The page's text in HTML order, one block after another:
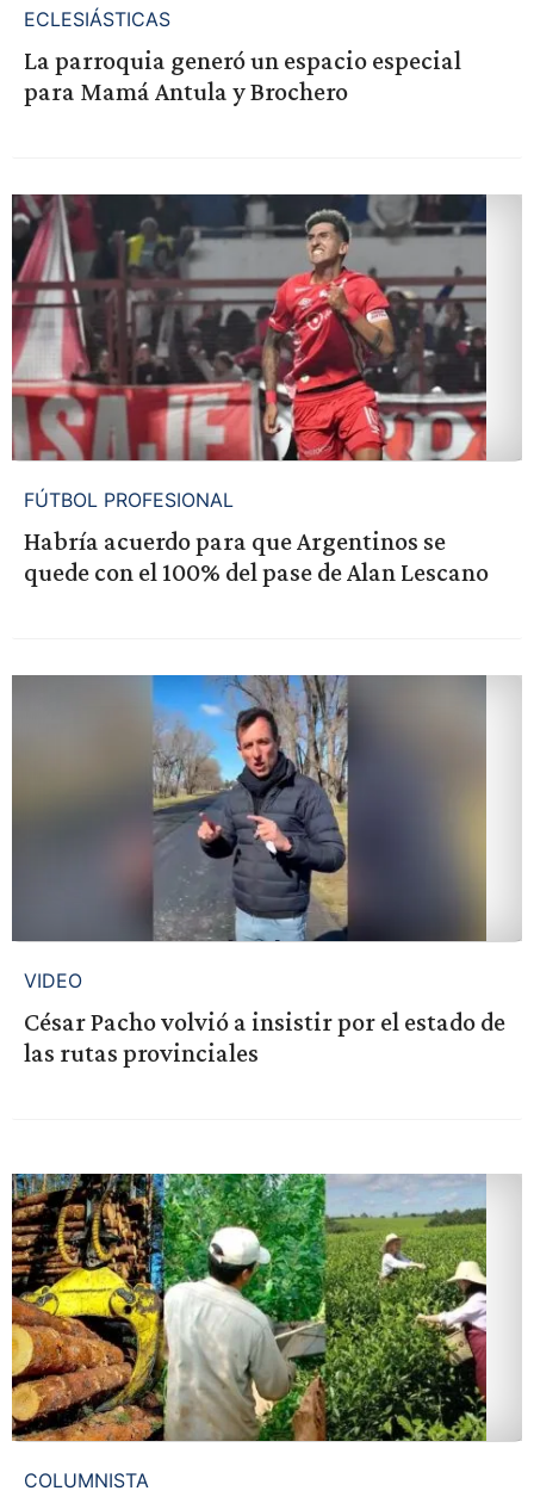
ECLESIÁSTICAS
La parroquia generó un espacio especial
para Mamá Antula y Brochero
FÚTBOL PROFESIONAL
Habría acuerdo para que Argentinos se
quede con el 100% del pase de Alan Lescano
VIDEO
César Pacho volvió a insistir por el estado de
las rutas provinciales
COLUMNISTA